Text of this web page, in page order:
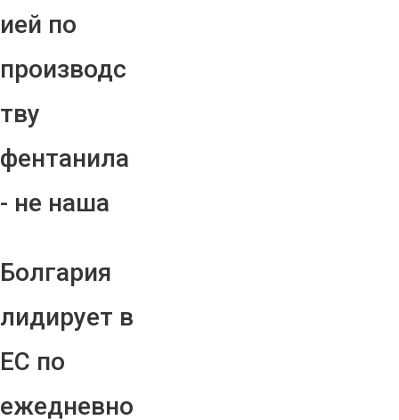
ией по
производс
тву
фентанила
- не наша
Болгария
лидирует в
ЕС по
ежедневно